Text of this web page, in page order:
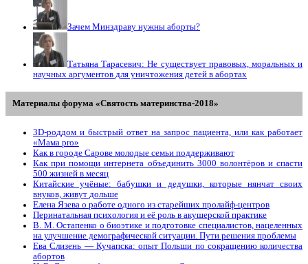
Зачем Минздраву нужны аборты?
Татьяна Тарасевич: Не существует правовых, моральных и
научных аргументов для уничтожения детей в абортах
Материалы форума «Святость материнства-2018»
3D-роддом и быстрый ответ на запрос пациента, или как работает
«Мама prо»
Как в городе Сарове молодые семьи поддерживают
Как при помощи интернета объединить 3000 волонтёров и спасти
500 жизней в месяц
Китайские учёные: бабушки и дедушки, которые нянчат своих
внуков, живут дольше
Елена Язева о работе одного из старейших пролайф-центров
Перинатальная психология и её роль в акушерской практике
В. М. Остапенко о биоэтике и подготовке специалистов, нацеленных
на улучшение демографической ситуации. Пути решения проблемы
Ева Слизень — Кучапска: опыт Польши по сокращению количества
абортов